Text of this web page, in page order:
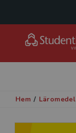
Hem / Läromedel